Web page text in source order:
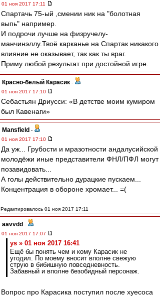
01 ноя 2017 17:11
Спартачь 75-ый ,смении ник на "болотная
выпь" например.
И подрочи лучше на физручелу-
манчинэллу.Твоё карканье на Спартак никакого
влияние не оказывает, так как ты враг.
Приму любой результат при достойной игре.
Красно-белый Карасик -
01 ноя 2017 17:10
Себастьян Дриусси: «В детстве моим кумиром
был Кавенаги»
Mansfield -
01 ноя 2017 17:10
Да уж... Грубости и мразотности андалусийской
молодёжи иные представители ФНЛ/ПФЛ могут
позавидовать...
А голы действительно дурацкие пускаем...
Концентрация в обороне хромает... =(
Редактировалось 01 ноя 2017 17:11
aavvdd -
01 ноя 2017 17:07
ys » 01 ноя 2017 16:41
Ещё бы понять чем и кому Карасик не
угодил. По моему вносит вполне свежую
струю в бибишную повседневность.
Забавный и вполне безобидный персонаж.
Вопрос про Карасика поступил после хуесоса